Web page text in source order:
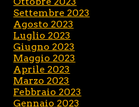
Settembre 2023
Agosto 2023
Luglio 2023
Giugno 2023
Maggio 2023
Aprile 2023
Marzo 2023
Febbraio 2023
Gennaio 2023